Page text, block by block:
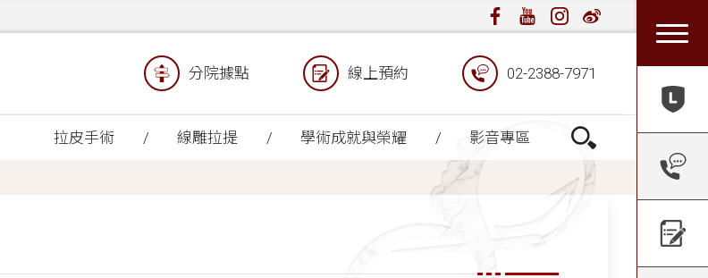
分院據點 線上預約 02-2388-7971
拉皮手術 線雕拉提 學術成就與榮耀 影音專區